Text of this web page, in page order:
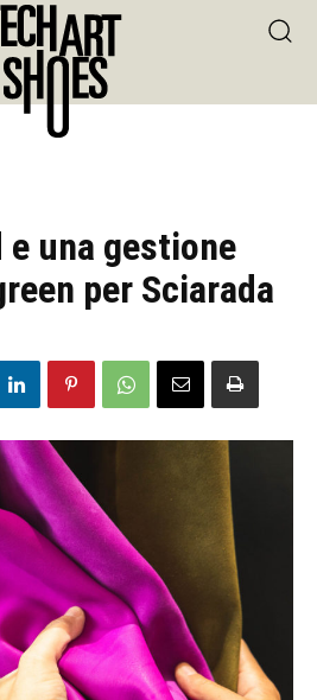
e una gestione
per Sciarada